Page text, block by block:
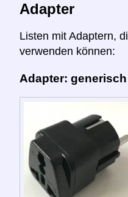
Adapter
Listen mit Adaptern,
verwenden können:
Adapter: generisch